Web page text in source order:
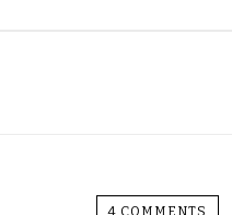
4 COMMENTS